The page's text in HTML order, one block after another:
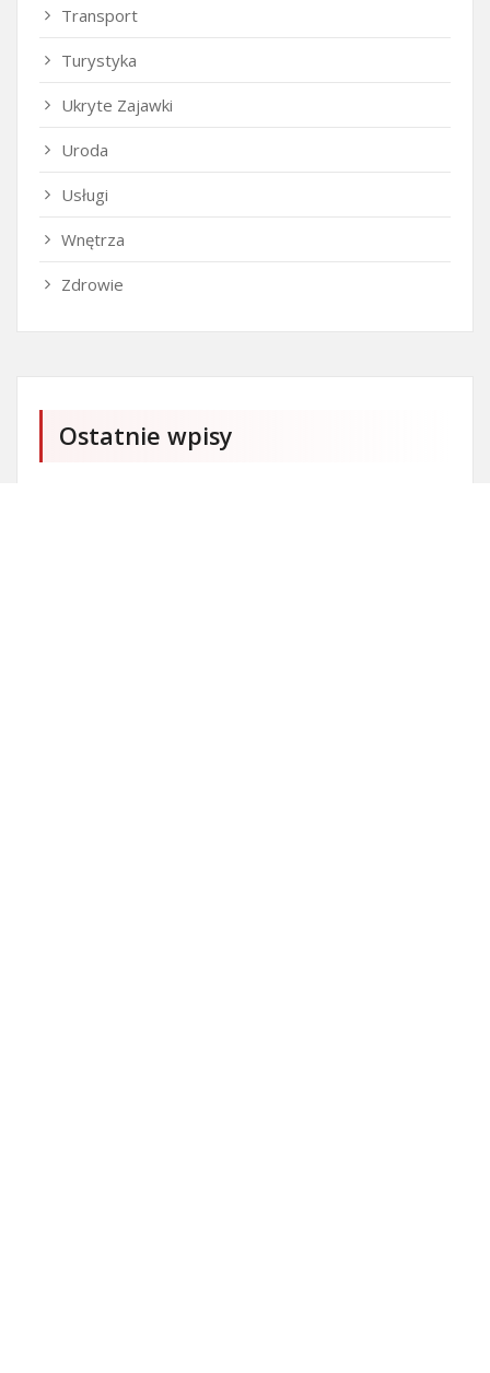
Transport
Turystyka
Ukryte Zajawki
Uroda
Usługi
Wnętrza
Zdrowie
Ostatnie wpisy